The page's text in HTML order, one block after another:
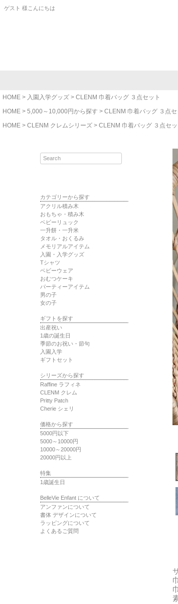
ゲスト 様こんにちは
HOME 入園入学グッズ
CLENM 巾着バッグ ３点セット
HOME
5,000～10,000円から探す
CLENM 巾着バッグ ３点セ
HOME
CLENM クレムシリーズ CLENM 巾着バッグ ３点セッ
カテゴリーから探す
アクリル積み木
おもちゃ・積み木
ベビーリュック
一升餅・一升米
タオル・おくるみ
メモリアルアイテム
入園・入学グッズ
Tシャツ
ベビーウェア
おむつケーキ
パーティーアイテム
男の子
女の子
ギフトを探す
出産祝い
1歳の誕生日
季節のお祝い・節句
入園入学
ギフトセット
シリーズから探す
Raffine ラフィネ
CLENM クレム
Pritty Patch
Cherie シェリ
価格から探す
5000円以下
5000～10000円
10000～20000円
20000円以上
特集
1歳誕生日
BelleVie Enfant について
アンファンについて
書体 デザインについて
ラッピングについて
よくあるご質問